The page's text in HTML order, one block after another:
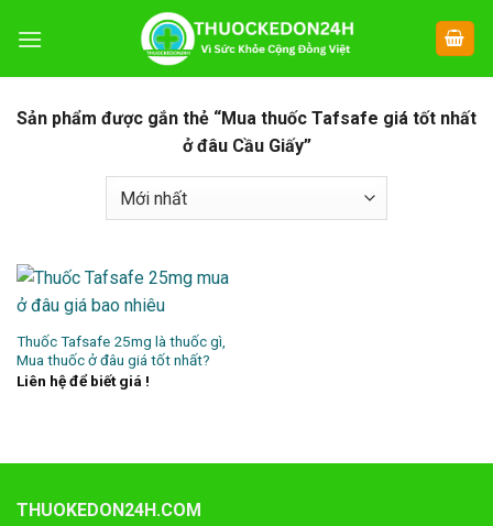
đến
Sản phẩm được gắn thẻ “Mua thuốc Tafsafe giá tốt nhất
ở đâu Cầu Giấy”
Thuốc Tafsafe 25mg là thuốc gì,
Mua thuốc ở đâu giá tốt nhất?
Liên hệ để biết giá !
THUOKEDON24H.COM